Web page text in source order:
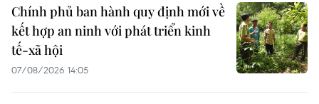
Chính phủ ban hành quy định mới về
kết hợp an ninh với phát triển kinh
tế-xã hội
07/08/2026 14:05